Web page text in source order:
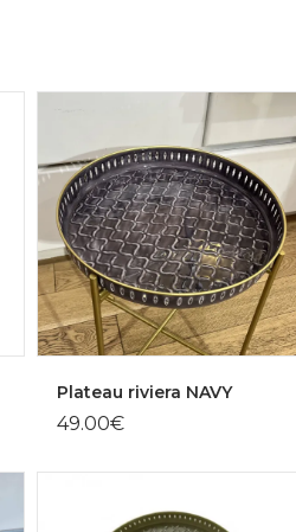
Plateau riviera NAVY
49.00€